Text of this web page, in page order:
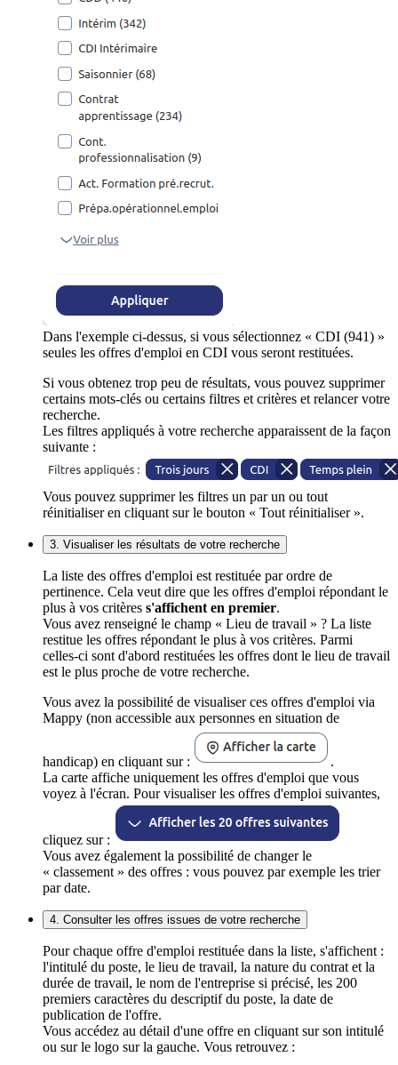
Dans l'exemple ci-dessus, si vous sélectionnez « CDI (941) »
seules les offres d'emploi en CDI vous seront restituées.
Si vous obtenez trop peu de résultats, vous pouvez supprimer
certains mots-clés ou certains filtres et critères et relancer votre
recherche.
Les filtres appliqués à votre recherche apparaissent de la façon
suivante :
Vous pouvez supprimer les filtres un par un ou tout
réinitialiser en cliquant sur le bouton « Tout réinitialiser ».
3. Visualiser les résultats de votre recherche
La liste des offres d'emploi est restituée par ordre de
pertinence. Cela veut dire que les offres d'emploi répondant le
plus à vos critères s'affichent en premier.
Vous avez renseigné le champ « Lieu de travail » ? La liste
restitue les offres répondant le plus à vos critères. Parmi
celles-ci sont d'abord restituées les offres dont le lieu de travail
est le plus proche de votre recherche.
Vous avez la possibilité de visualiser ces offres d'emploi via
Mappy (non accessible aux personnes en situation de
handicap) en cliquant sur :
.
La carte affiche uniquement les offres d'emploi que vous
voyez à l'écran. Pour visualiser les offres d'emploi suivantes,
cliquez sur :
Vous avez également la possibilité de changer le
« classement » des offres : vous pouvez par exemple les trier
par date.
4. Consulter les offres issues de votre recherche
Pour chaque offre d'emploi restituée dans la liste, s'affichent :
l'intitulé du poste, le lieu de travail, la nature du contrat et la
durée de travail, le nom de l'entreprise si précisé, les 200
premiers caractères du descriptif du poste, la date de
publication de l'offre.
Vous accédez au détail d'une offre en cliquant sur son intitulé
ou sur le logo sur la gauche. Vous retrouvez :